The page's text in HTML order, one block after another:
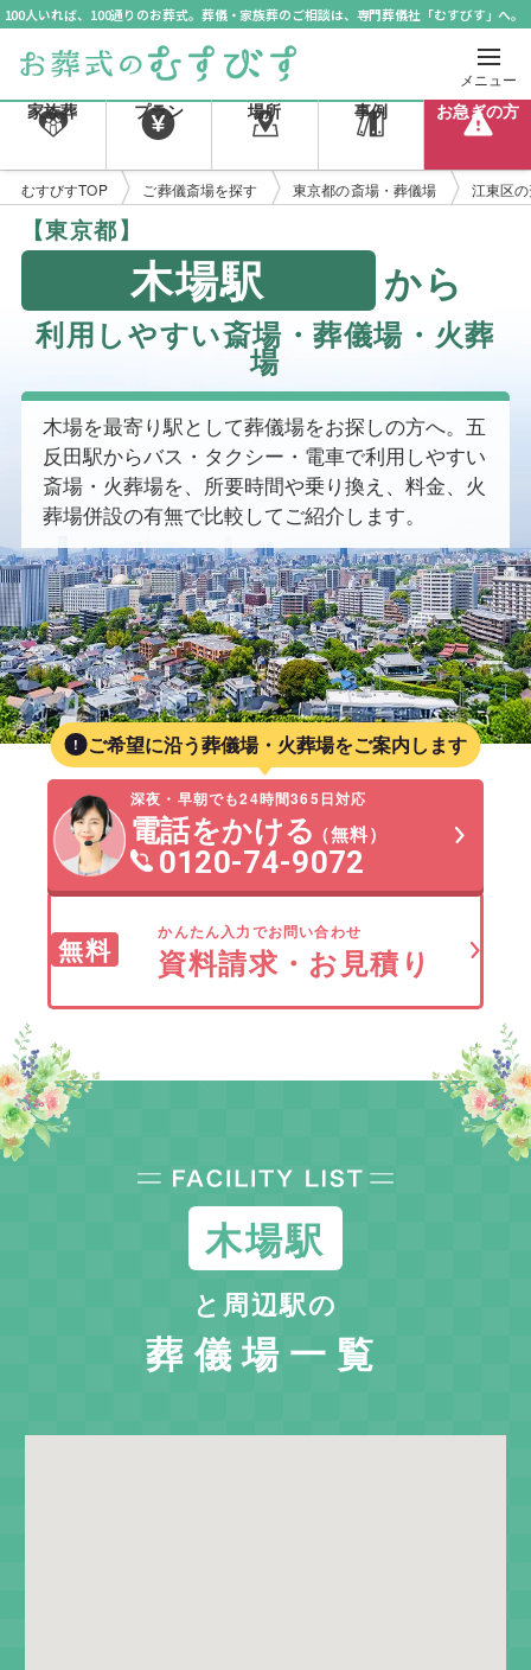
100人いれば、100通りのお葬式。葬儀・家族葬のご相談は、専門葬儀社「むすびす」へ。
メニュー
家族葬 プラン 場所 事例 お急ぎの方
むすびすTOP ご葬儀斎場を探す 東京都の斎場・葬儀場 江東区
【東京都】
木場駅 から
利用しやすい斎場・葬儀場・火葬
場
木場を最寄り駅として葬儀場をお探しの方へ。五
反田駅からバス・タクシー・電車で利用しやすい
斎場・火葬場を、所要時間や乗り換え、料金、火
葬場併設の有無で比較してご紹介します。
ご希望に沿う葬儀場・火葬場をご案内します
深夜・早朝でも24時間365日対応
電話をかける（無料）
0120-74-9072
無料
かんたん入力でお問い合わせ
資料請求・お見積り
木場駅
と周辺駅の
葬儀場一覧